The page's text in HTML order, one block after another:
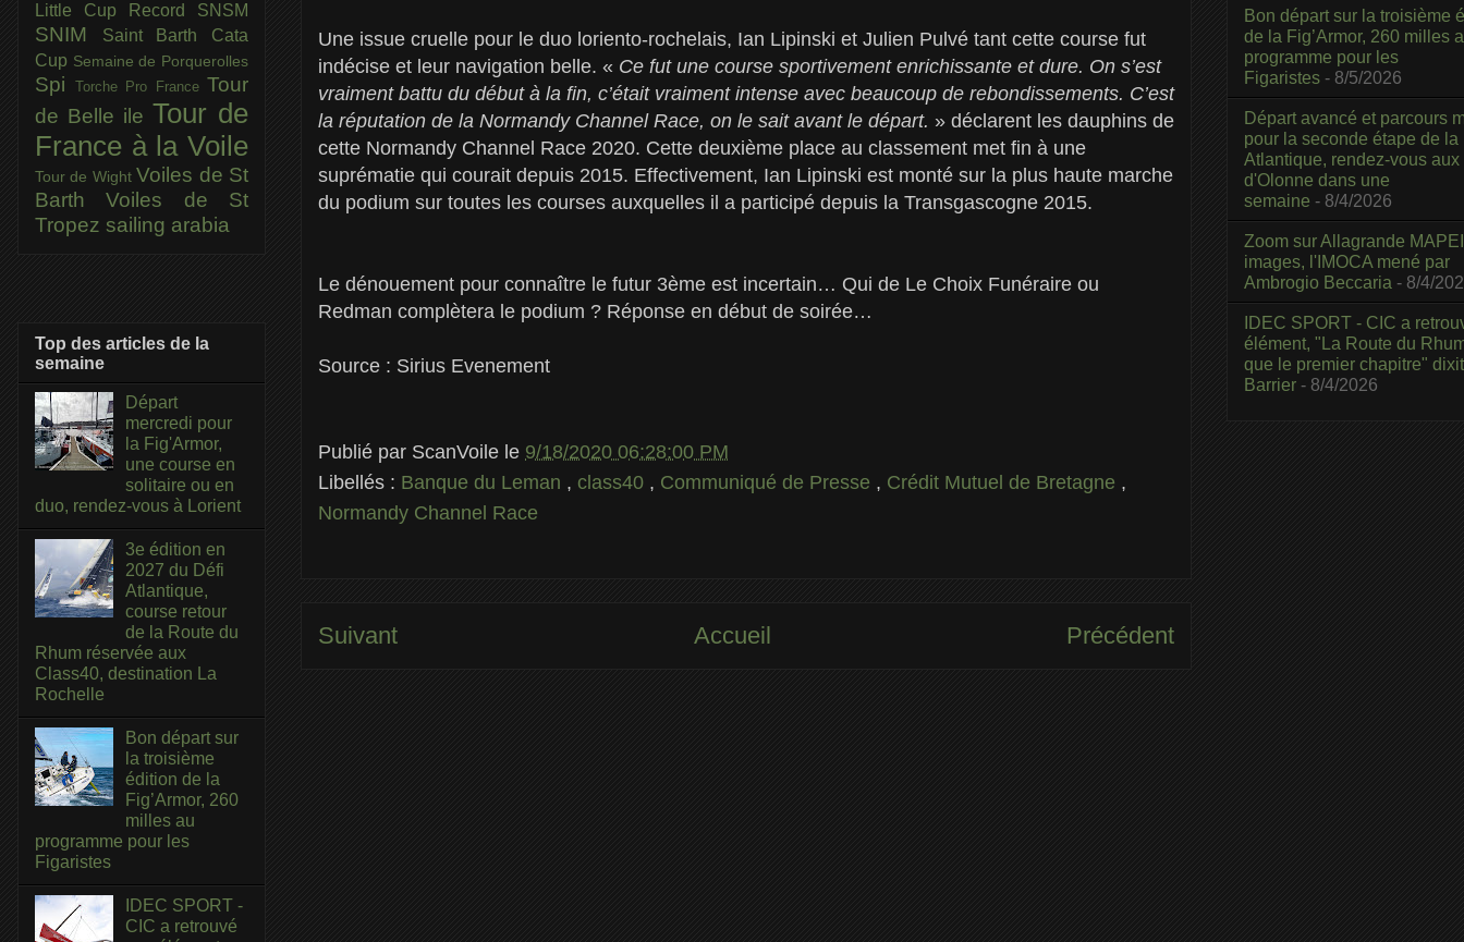
Une issue cruelle pour le duo loriento-rochelais, Ian Lipinski et Julien Pulvé tant cette course fut
indécise et leur navigation belle. « Ce fut une course sportivement enrichissante et dure. On s’est
vraiment battu du début à la fin, c’était vraiment intense avec beaucoup de rebondissements. C’est
la réputation de la Normandy Channel Race, on le sait avant le départ. » déclarent les dauphins de
cette Normandy Channel Race 2020. Cette deuxième place au classement met fin à une
suprématie qui courait depuis 2015. Effectivement, Ian Lipinski est monté sur la plus haute marche
du podium sur toutes les courses auxquelles il a participé depuis la Transgascogne 2015.
Le dénouement pour connaître le futur 3ème est incertain… Qui de Le Choix Funéraire ou
Redman complètera le podium ? Réponse en début de soirée…
Source : Sirius Evenement
Publié par ScanVoile le 9/18/2020 06:28:00 PM
Libellés : Banque du Leman , class40 , Communiqué de Presse , Crédit Mutuel de Bretagne ,
Normandy Channel Race
Suivant Précédent
Accueil
Little Cup Record SNSM
SNIM
Saint Barth Cata
Cup Semaine de Porquerolles
Spi Torche Pro France Tour
de Belle ile Tour de
France à la Voile
Tour de Wight Voiles de St
BarthVoiles de St
Tropez sailing arabia
Top des articles de la
semaine
Départ
mercredi pour
la Fig'Armor,
une course en
solitaire ou en
duo, rendez-vous à Lorient
3e édition en
2027 du Défi
Atlantique,
course retour
de la Route du
Rhum réservée aux
Class40, destination La
Rochelle
Bon départ sur
la troisième
édition de la
Fig’Armor, 260
milles au
programme pour les
Figaristes
IDEC SPORT -
CIC a retrouvé
Bon départ sur la troisième
de la Fig’Armor, 260 milles
programme pour les
Figaristes - 8/5/2026
Départ avancé et parcours
pour la seconde étape de la
Atlantique, rendez-vous
d'Olonne dans une
semaine - 8/4/2026
Zoom sur Allagrande
images, l'IMOCA mené par
Ambrogio Beccaria - 8/4/
IDEC SPORT - CIC a
élément, "La Route du
que le premier chapitre"
Barrier - 8/4/2026